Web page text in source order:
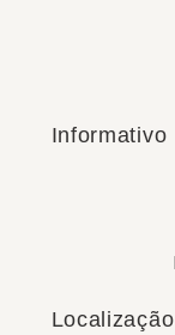
Informativo
Localização